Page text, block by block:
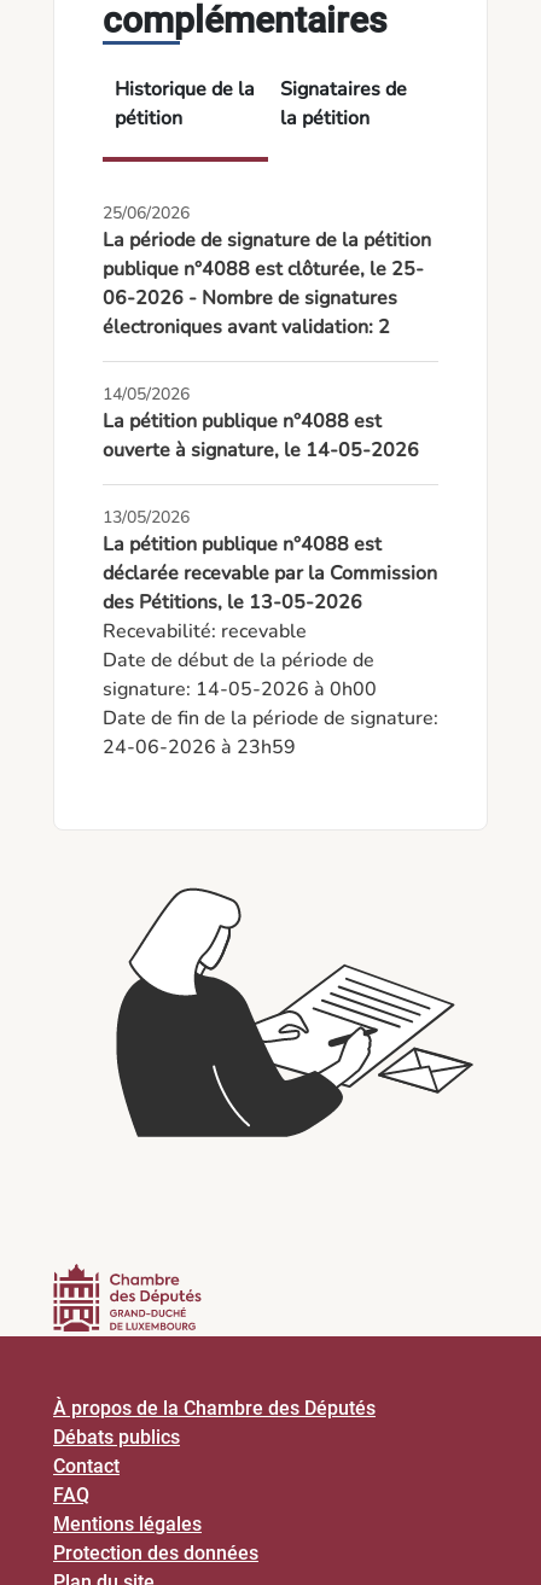
complémentaires
Historique de la
pétition
Signataires de
la pétition
25/06/2026
La période de signature de la pétition
publique n°4088 est clôturée, le 25-
06-2026 - Nombre de signatures
électroniques avant validation: 2
14/05/2026
La pétition publique n°4088 est
ouverte à signature, le 14-05-2026
13/05/2026
La pétition publique n°4088 est
déclarée recevable par la Commission
des Pétitions, le 13-05-2026
Recevabilité: recevable
Date de début de la période de
signature: 14-05-2026 à 0h00
Date de fin de la période de signature:
24-06-2026 à 23h59
À propos de la Chambre des Députés
Débats publics
Contact
FAQ
Mentions légales
Protection des données